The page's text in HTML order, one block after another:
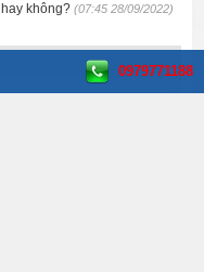
hay không?(07:45 28/09/2022)
0979771188